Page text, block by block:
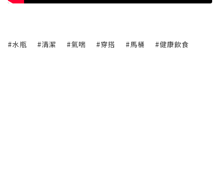
#水瓶 #清潔 #氣喘 #穿搭 #馬桶 #健康飲食